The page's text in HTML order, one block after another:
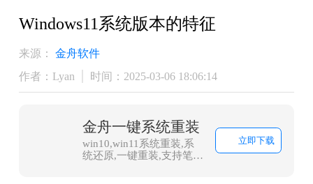
Windows11系统版本的特征
来源：
金舟软件
作者：Lyan
时间：2025-03-06 18:06:14
金舟一键系统重装
win10,win11系统重装,系
统还原,一键重装,支持笔记
立即下载